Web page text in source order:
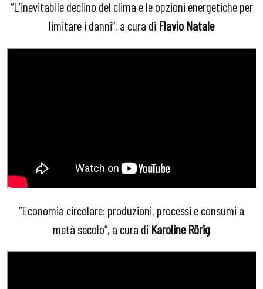
“L’inevitabile declino del clima e le opzioni energetiche per
limitare i danni”, a cura di Flavio Natale
“Economia circolare: produzioni, processi e consumi a
metà secolo”, a cura di Karoline Rörig